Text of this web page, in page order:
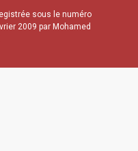
sous le numéro
2009 par Mohamed